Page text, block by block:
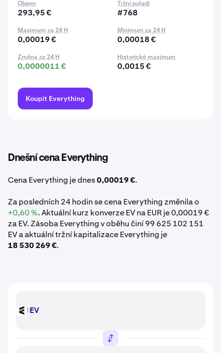
Objem
293,95 €
Tržní pořadí
#768
Maximum za 24 H
0,00019 €
Minimum za 24 H
0,00018 €
Změna za 24 H
0,0000011 €
Historické maximum
0,0015 €
Koupit Everything
Dnešní cena Everything
Cena Everything je dnes0,00019 €.
Za posledních 24 hodin se cena Everything změnila o
+0,60 %. Aktuální kurz konverze EV na EUR je 0,00019 €
za EV. Zásoba Everything v oběhu činí 99 625 102 151
EV a aktuální tržní kapitalizace Everything je
18 530 269 €.
EV EV